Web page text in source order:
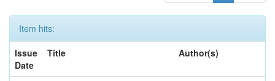
Item hits:
Issue
Date
Title Author(s)